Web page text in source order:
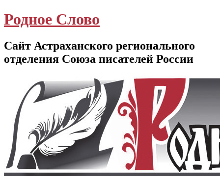
Родное Слово
Сайт Астраханского регионального
отделения Союза писателей России